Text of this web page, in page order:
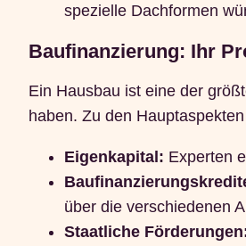
spezielle Dachformen
Baufinanzierung: Ihr
Ein Hausbau ist eine der
haben. Zu den
Eigenkapital: Experten
über die verschiedenen
Staatliche